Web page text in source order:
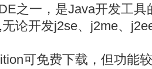
之一，是Java开发工
论开发j2se、j2me、
可免费下载，但功能